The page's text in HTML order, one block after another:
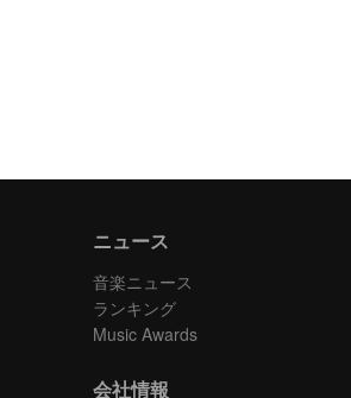
ニュース
音楽ニュース
ランキング
Music Awards
会社情報